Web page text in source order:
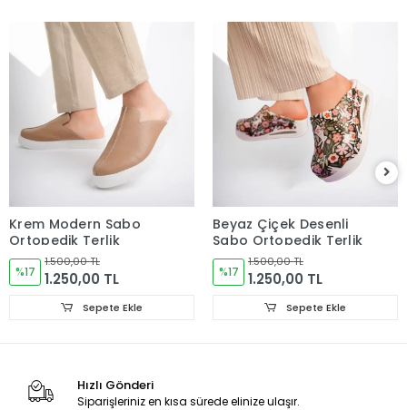
Krem Modern Sabo
Ortopedik Terlik
%17
1.500,00 TL
1.250,00 TL
Sepete Ekle
Beyaz Çiçek Desenli
Sabo Ortopedik Terlik
%17
1.500,00 TL
1.250,00 TL
Sepete Ekle
Hızlı Gönderi
Siparişleriniz en kısa sürede elinize ulaşır.